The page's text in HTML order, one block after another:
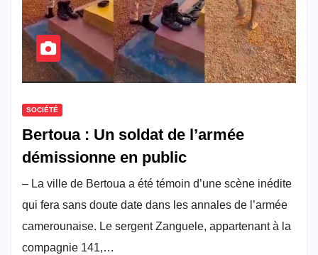
SOCIÉTÉ
Bertoua : Un soldat de l’armée
démissionne en public
– La ville de Bertoua a été témoin d’une scène inédite
qui fera sans doute date dans les annales de l’armée
camerounaise. Le sergent Zanguele, appartenant à la
compagnie 141,…